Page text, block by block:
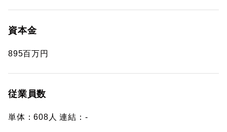
資本金
895百万円
従業員数
単体：608人 連結：-